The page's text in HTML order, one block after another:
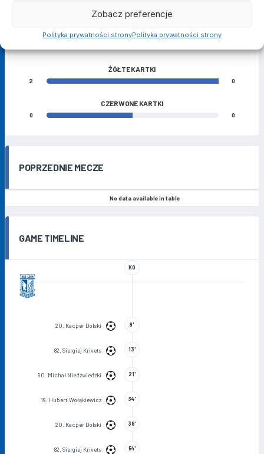
Zobacz preferencje
Polityka prywatności stronyPolityka prywatności strony
ASYSTY
ŻÓŁTE KARTKI
2 0
CZERWONE KARTKI
0 0
POPRZEDNIE MECZE
No data available in table
GAME TIMELINE
KO
20. Kacper Dolski 9'
82. Siergiej Krivets 13'
90. Michał Niedźwiedzki 21'
19. Hubert Wołąkiewicz 34'
20. Kacper Dolski 38'
82. Siergiej Krivets 54'